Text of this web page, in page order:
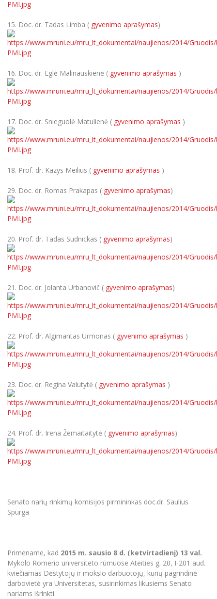
15. Doc. dr. Tadas Limba ( gyvenimo aprašymas)
16. Doc. dr. Eglė Malinauskienė ( gyvenimo aprašymas )
17. Doc. dr. Snieguolė Matulienė ( gyvenimo aprašymas )
18. Prof. dr. Kazys Meilius ( gyvenimo aprašymas )
29. Doc. dr. Romas Prakapas ( gyvenimo aprašymas)
20. Prof. dr. Tadas Sudnickas ( gyvenimo aprašymas)
21. Doc. dr. Jolanta Urbanovič ( gyvenimo aprašymas)
22. Prof. dr. Algimantas Urmonas ( gyvenimo aprašymas )
23. Doc. dr. Regina Valutytė ( gyvenimo aprašymas )
24. Prof. dr. Irena Žemaitaitytė ( gyvenimo aprašymas)
Senato narių rinkimų komisijos pirmininkas doc.dr. Saulius
Spurga
Primename, kad 2015 m. sausio 8 d. (ketvirtadienį) 13 val.
Mykolo Romerio universiteto rūmuose Ateities g. 20, I-201 aud.
kviečiamas Dėstytojų ir mokslo darbuotojų, kurių pagrindinė
darbovietė yra Universitetas, susirinkimas likusiems Senato
nariams išrinkti.